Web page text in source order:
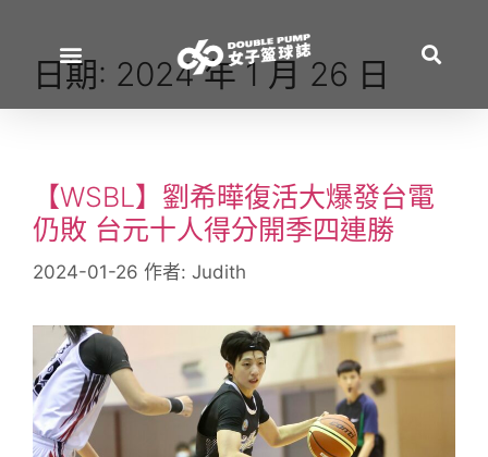
日期: 2024 年 1 月 26 日
【WSBL】劉希曄復活大爆發台電
仍敗 台元十人得分開季四連勝
2024-01-26 作者: Judith